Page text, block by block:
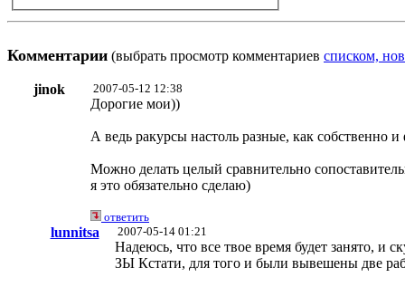
Комментарии (выбрать просмотр комментариев списком,
jinok 2007-05-12 12:38
Дорогие мои))
А ведь ракурсы настоль разные, как собственно
Можно делать целый сравнительно
я это обязательно сделаю)
ответить
lunnitsa 2007-05-14 01:21
Надеюсь, что все твое время будет занято, и
ЗЫ Кстати, для того и были вывешены две